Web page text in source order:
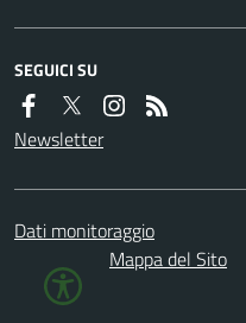
SEGUICI SU
Newsletter
Dati monitoraggio
Mappa del Sito